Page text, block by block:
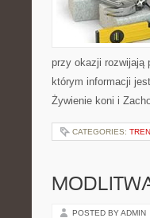
przy okazji rozwijają
którym informacji
Żywienie koni i
CATEGORIES:
POSTED BY ADMIN